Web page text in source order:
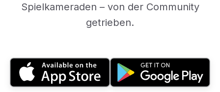
Spielkameraden – von der Community
getrieben.